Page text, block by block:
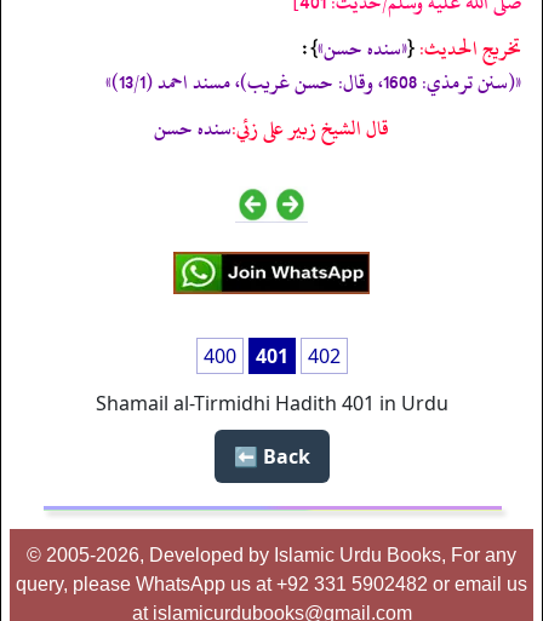
تخریج الحدیث:{«‏‏‏‏سنده حسن»‏‏‏‏ }:
«(سنن ترمذي: 1608، وقال: حسن غريب)، مسند احمد (13/1)»
قال الشيخ زبير على زئي:سنده حسن
400 401
402
Shamail al-Tirmidhi Hadith 401 in Urdu
Back ⬅️
© 2005-2026, Developed by Islamic Urdu Books, For any
query, please WhatsApp us at +92 331 5902482 or email us
at islamicurdubooks@gmail.com